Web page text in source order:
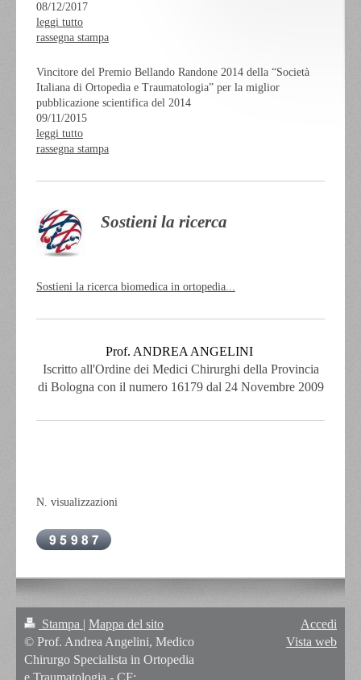
08/12/2017
leggi tutto
rassegna stampa
Vincitore del Premio Bellando Randone 2014 della “Società
Italiana di Ortopedia e Traumatologia” per la miglior
pubblicazione scientifica del 2014
09/11/2015
leggi tutto
rassegna stampa
Sostieni la ricerca
Sostieni la ricerca biomedica in ortopedia...
Prof. ANDREA ANGELINI
Iscritto all'Ordine dei Medici Chirurghi della Provincia
di Bologna con il numero 16179 dal 24 Novembre 2009
N. visualizzazioni
Stampa | Mappa del sito
© Prof. Andrea Angelini, Medico
Chirurgo Specialista in Ortopedia
Accedi
Vista web